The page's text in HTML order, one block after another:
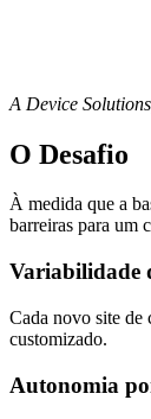
A Device
O Desafio
À medida que a
barreiras para um
Variabilidade
Cada novo site de
customizado.
Autonomia